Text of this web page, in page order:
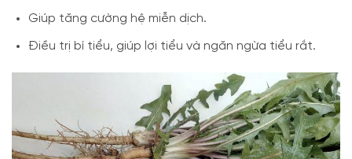
Giúp tăng cường hệ miễn dịch.
Điều trị bí tiểu, giúp lợi tiểu và ngăn ngừa tiểu rắt.